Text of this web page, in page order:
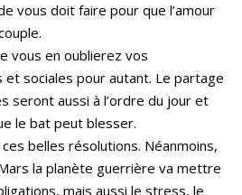
vous doit faire pour que l’amour
vous en oublierez vos
sociales pour autant. Le partage
seront aussi à l’ordre du jour et
le bat peut blesser.
belles résolutions. Néanmoins,
la planète guerrière va mettre
mais aussi le stress, le